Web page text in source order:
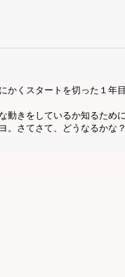
かくスタートを切った１年
動きをしているか知るため
。さてさて、どうなるかな？